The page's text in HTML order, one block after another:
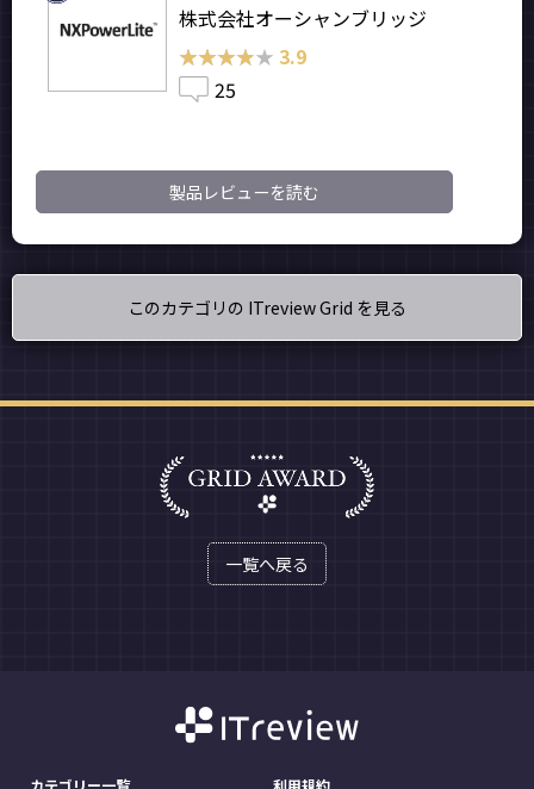
株式会社オーシャンブリッジ
★★★★★
★★★★★ 3.9
25
製品レビューを読む
このカテゴリの ITreview Grid を見る
一覧へ戻る
カテゴリー一覧 利用規約